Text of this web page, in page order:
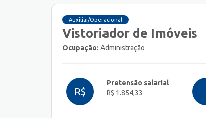
Auxiliar/Operacional
Vistoriador de Imóveis
Ocupação: Administração
R$
Pretensão salarial
R$ 1.854,33